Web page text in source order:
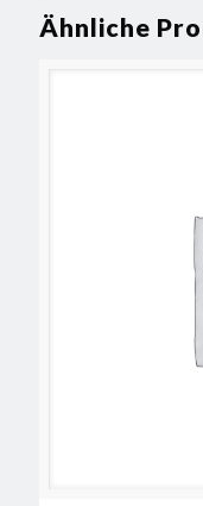
Ähnliche